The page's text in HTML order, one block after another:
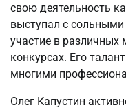
свою деятельность
выступал с
участие в
конкурсах. Его
многими
Олег Капустин